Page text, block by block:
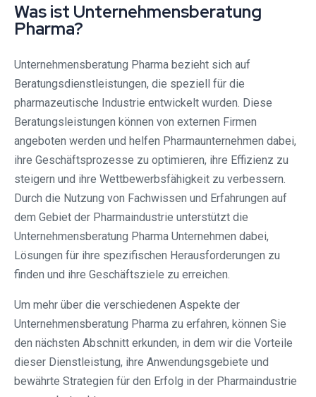
Was ist Unternehmensberatung
Pharma?
Unternehmensberatung Pharma bezieht sich auf
Beratungsdienstleistungen, die speziell für die
pharmazeutische Industrie entwickelt wurden. Diese
Beratungsleistungen können von externen Firmen
angeboten werden und helfen Pharmaunternehmen dabei,
ihre Geschäftsprozesse zu optimieren, ihre Effizienz zu
steigern und ihre Wettbewerbsfähigkeit zu verbessern.
Durch die Nutzung von Fachwissen und Erfahrungen auf
dem Gebiet der Pharmaindustrie unterstützt die
Unternehmensberatung Pharma Unternehmen dabei,
Lösungen für ihre spezifischen Herausforderungen zu
finden und ihre Geschäftsziele zu erreichen.
Um mehr über die verschiedenen Aspekte der
Unternehmensberatung Pharma zu erfahren, können Sie
den nächsten Abschnitt erkunden, in dem wir die Vorteile
dieser Dienstleistung, ihre Anwendungsgebiete und
bewährte Strategien für den Erfolg in der Pharmaindustrie